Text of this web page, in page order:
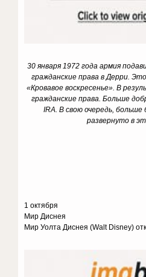
30 января 1972 года армия
гражданские права в Дерри.
«Кровавое воскресенье». В
гражданские права. Больше
IRA. В свою очередь, больше
развернуто в
1 октября
Мир Диснея
Мир Уолта Диснея (Walt Disney)